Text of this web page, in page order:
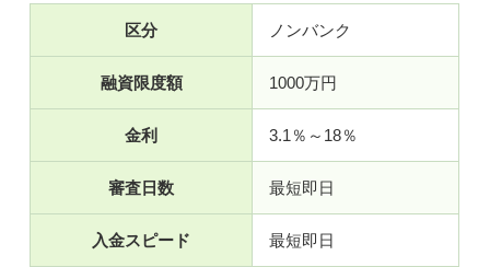
区分 ノンバンク
融資限度額 1000万円
金利 3.1％～18％
審査日数 最短即日
入金スピード 最短即日